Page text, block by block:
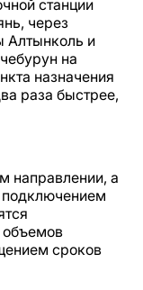
станции
через
Алтынколь и
на
назначения
раза быстрее,
направлении, а
подключением
объемов
сроков